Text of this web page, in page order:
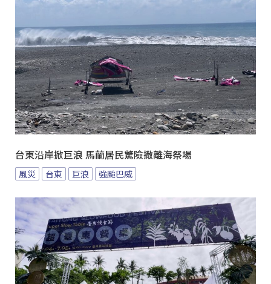
台東沿岸掀巨浪 馬蘭居民驚險撤離海祭場
風災 台東 巨浪 強颱巴威